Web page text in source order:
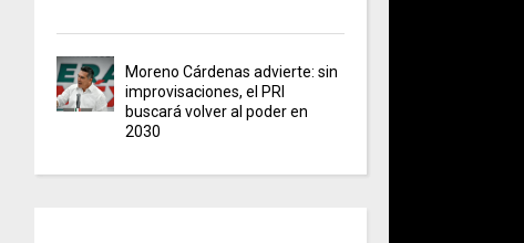
Moreno Cárdenas advierte: sin
improvisaciones, el PRI
buscará volver al poder en
2030